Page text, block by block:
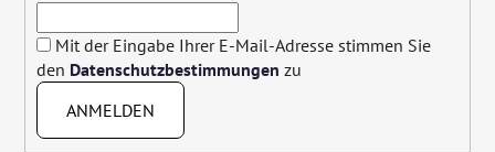
Mit der Eingabe Ihrer E-Mail-Adresse stimmen Sie
den Datenschutzbestimmungen zu
ANMELDEN